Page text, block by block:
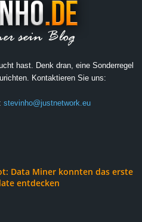
hast. Denk dran, eine Sonderregel
Kontaktieren Sie uns:
stevinho@justnetwork.eu
Data Miner konnten das erste
entdecken